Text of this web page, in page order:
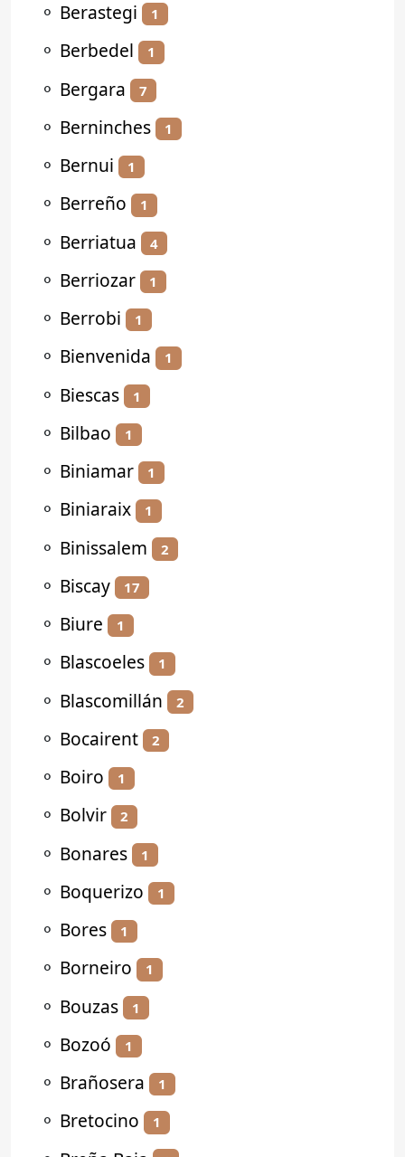
⚬ Berastegi 1
⚬ Berbedel 1
⚬ Bergara 7
⚬ Berninches 1
⚬ Bernui 1
⚬ Berreño 1
⚬ Berriatua 4
⚬ Berriozar 1
⚬ Berrobi 1
⚬ Bienvenida 1
⚬ Biescas 1
⚬ Bilbao 1
⚬ Biniamar 1
⚬ Biniaraix 1
⚬ Binissalem 2
⚬ Biscay 17
⚬ Biure 1
⚬ Blascoeles 1
⚬ Blascomillán 2
⚬ Bocairent 2
⚬ Boiro 1
⚬ Bolvir 2
⚬ Bonares 1
⚬ Boquerizo 1
⚬ Bores 1
⚬ Borneiro 1
⚬ Bouzas 1
⚬ Bozoó 1
⚬ Brañosera 1
⚬ Bretocino 1